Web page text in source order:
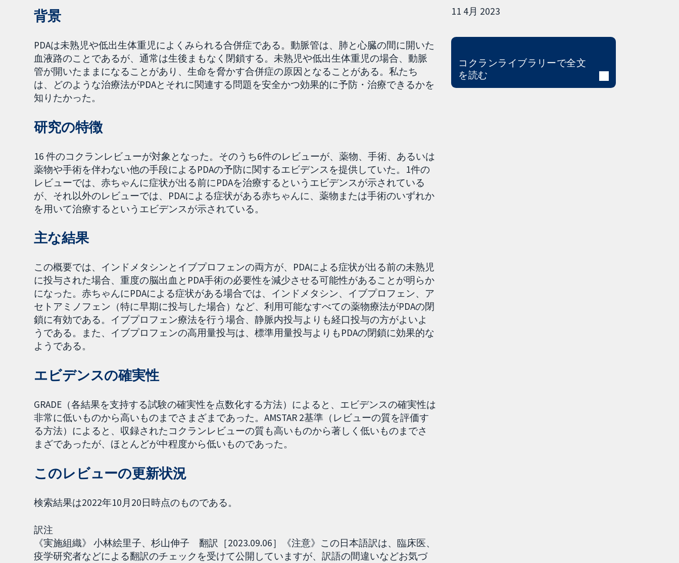
背景
PDAは未熟児や低出生体重児によくみられる合併症である。動脈管は、肺と心臓の間に開いた
血液路のことであるが、通常は生後まもなく閉鎖する。未熟児や低出生体重児の場合、動脈
管が開いたままになることがあり、生命を脅かす合併症の原因となることがある。私たち
は、どのような治療法がPDAとそれに関連する問題を安全かつ効果的に予防・治療できるかを
知りたかった。
研究の特徴
16 件のコクランレビューが対象となった。そのうち6件のレビューが、薬物、手術、あるいは
薬物や手術を伴わない他の手段によるPDAの予防に関するエビデンスを提供していた。1件の
レビューでは、赤ちゃんに症状が出る前にPDAを治療するというエビデンスが示されている
が、それ以外のレビューでは、PDAによる症状がある赤ちゃんに、薬物または手術のいずれか
を用いて治療するというエビデンスが示されている。
主な結果
この概要では、インドメタシンとイブプロフェンの両方が、PDAによる症状が出る前の未熟児
に投与された場合、重度の脳出血とPDA手術の必要性を減少させる可能性があることが明らか
になった。赤ちゃんにPDAによる症状がある場合では、インドメタシン、イブプロフェン、ア
セトアミノフェン（特に早期に投与した場合）など、利用可能なすべての薬物療法がPDAの閉
鎖に有効である。イブプロフェン療法を行う場合、静脈内投与よりも経口投与の方がよいよ
うである。また、イブプロフェンの高用量投与は、標準用量投与よりもPDAの閉鎖に効果的な
ようである。
エビデンスの確実性
GRADE（各結果を支持する試験の確実性を点数化する方法）によると、エビデンスの確実性は
非常に低いものから高いものまでさまざまであった。AMSTAR 2基準（レビューの質を評価す
る方法）によると、収録されたコクランレビューの質も高いものから著しく低いものまでさ
まざであったが、ほとんどが中程度から低いものであった。
このレビューの更新状況
検索結果は2022年10月20日時点のものである。
訳注
《実施組織》 小林絵里子、杉山伸子 翻訳［2023.09.06］《注意》この日本語訳は、臨床医、
疫学研究者などによる翻訳のチェックを受けて公開していますが、訳語の間違いなどお気づ
11 4月 2023
コクランライブラリーで全文
を読む